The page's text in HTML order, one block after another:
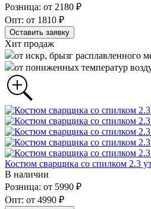
Розница: от 2180 ₽
Опт: от 1810 ₽
Оставить заявку
Хит продаж
от искр, брызг расплавленного
от пониженных температур
Костюм сварщика со спилком 2.3
В наличии
Розница: от 5990 ₽
Опт: от 4990 ₽